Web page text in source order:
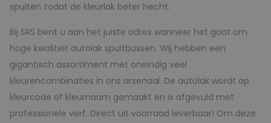
spuiten zodat de kleurlak beter hecht.
Bij SRS bent u aan het juiste adres wanneer het gaat om
hoge kwaliteit autolak spuitbussen. Wij hebben een
gigantisch assortiment met oneindig veel
kleurencombinaties in ons arsenaal. De autolak wordt op
kleurcode of kleurnaam gemaakt en is afgevuld met
professionele verf. Direct uit voorraad leverbaar! Om deze